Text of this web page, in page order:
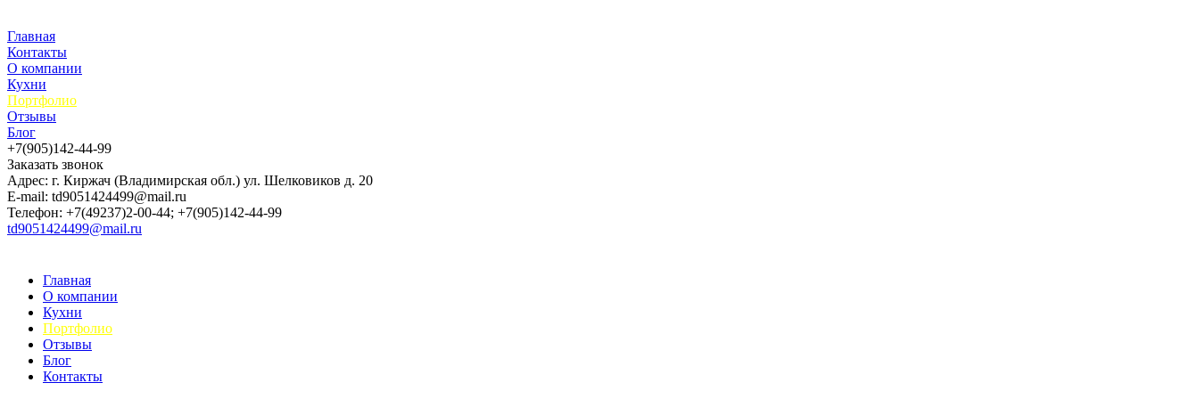
Главная
Контакты
О компании
Кухни
Портфолио
Отзывы
Блог
+7(905)142-44-99
Заказать звонок
Адрес: г. Киржач (Владимирская обл.) ул. Шелковиков д. 20
E-mail: td9051424499@mail.ru
Телефон: +7(49237)2-00-44; +7(905)142-44-99
td9051424499@mail.ru
Главная
О компании
Кухни
Портфолио
Отзывы
Блог
Контакты